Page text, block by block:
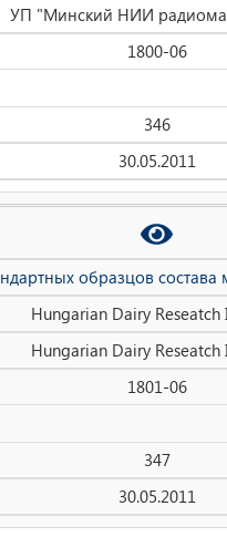
УП "Минский НИИ
1800-06
346
30.05.2011
образцов
Hungarian Dairy
Hungarian Dairy
1801-06
347
30.05.2011